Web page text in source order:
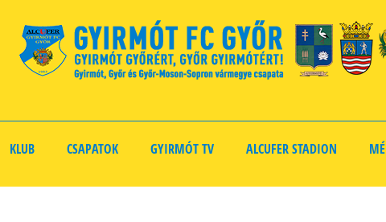
KLUB CSAPATOK GYIRMÓT TV ALCUFER STADION